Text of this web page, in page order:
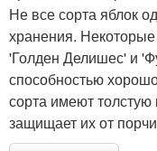
Не все сорта яблок
хранения. Некоторые
'Голден Делишес' и
способностью
сорта имеют толстую
защищает их от